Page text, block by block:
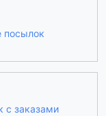
посылок
с заказами